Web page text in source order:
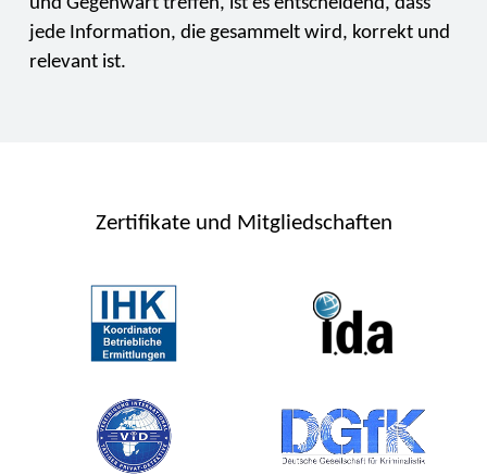
jede Information, die gesammelt wird, korrekt und
relevant ist.
Zertifikate und Mitgliedschaften